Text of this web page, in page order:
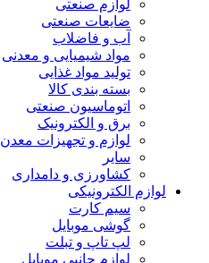
لوازم صنعتی
ضایعات صنعتی
آب و فاضلاب
مواد شیمیایی و معدنی
تولید مواد غذایی
بسته بندی کالا
اتوماسیون صنعتی
برق و الکترونیک
لوازم و تجهیزات معدن
سایر
کشاورزی و دامداری
لوازم الکترونیکی
سیم کارت
گوشی موبایل
لپ تاپ و تبلت
لوازم جانبی موبایل